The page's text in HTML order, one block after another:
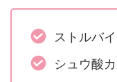
ストルバ
シュウ酸